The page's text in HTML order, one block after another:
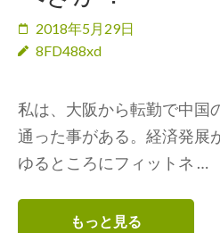
2018年5月29日
8FD488xd
私は、大阪から転勤で中国
通った事がある。経済発展
ゆるところにフィットネ …
もっと見る